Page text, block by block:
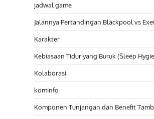
jadwal game
Jalannya Pertandingan Blackpool vs
Karakter
Kebiasaan Tidur yang Buruk (Sleep
Kolaborasi
kominfo
Komponen Tunjangan dan Benefit